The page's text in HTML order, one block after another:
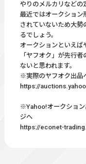
やりのメルカリなどの
最近ではオークション
されていないため大勢
るでしょう。
オークションといえ
「ヤフオク」が先行
ないと思われます。
※実際のヤフオク出品
https://
※Yahoo!オークション
ジへ
https://econet-